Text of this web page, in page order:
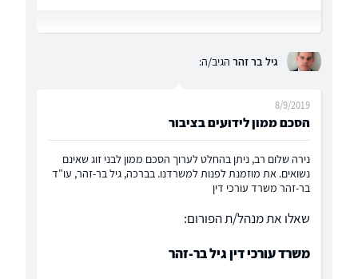
גיל בר זהר הגיב/ה:
הסכם ממון לידועים בציבור
8/9/2019
נירה שלום רב, ניתן בהחלט לערוך הסכם ממון לבני זוג שאינם
נשואים. את מוזמנת לפנות למשרדנו. בברכה, גיל בר-זהר, עו"ד
בר-זהר משרד עורכי דין
שאלו את מנהל/ת הפורום:
משרד עורכי דין גיל בר-זהר